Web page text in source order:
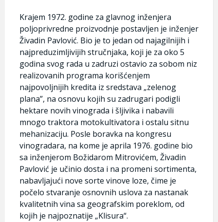
Krajem 1972. godine za glavnog inženjera
poljoprivredne proizvodnje postavljen je inženjer
Živadin Pavlović. Bio je to jedan od najagilnijih i
najpreduzimljivijih stručnjaka, koji je za oko 5
godina svog rada u zadruzi ostavio za sobom niz
realizovanih programa korišćenjem
najpovoljnijih kredita iz sredstava „zelenog
plana”, na osnovu kojih su zadrugari podigli
hektare novih vinograda i šljivika i nabavili
mnogo traktora motokultivatora i ostalu sitnu
mehanizaciju. Posle boravka na kongresu
vinogradara, na kome je aprila 1976. godine bio
sa inženjerom Božidarom Mitrovićem, Živadin
Pavlović je učinio dosta i na promeni sortimenta,
nabavljajući nove sorte vinove loze, čime je
počelo stvaranje osnovnih uslova za nastanak
kvalitetnih vina sa geografskim poreklom, od
kojih je najpoznatije „Klisura“.